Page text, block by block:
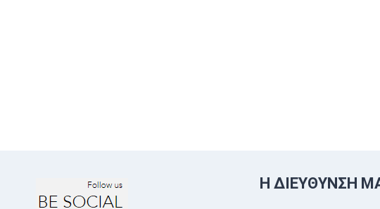
Η ΔΙΕΎΘΥΝΣΗ